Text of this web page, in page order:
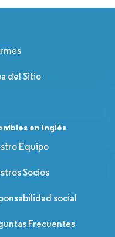
del Sitio
en inglés
Equipo
Socios
social
Frecuentes